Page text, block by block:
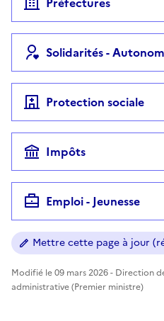
Solidarités -
Protection sociale
Impôts
Emploi - Jeunesse
Mettre cette page à jour
Modifié le 09 mars 2026 - Direction
administrative (Premier ministre)